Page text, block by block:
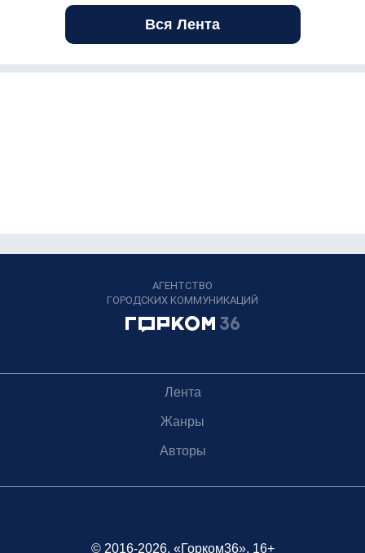
Вся Лента
АГЕНТСТВО
ГОРОДСКИХ КОММУНИКАЦИЙ
Лента
Жанры
Авторы
© 2016-2026, «Горком36», 16+